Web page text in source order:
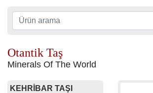
Otantik Taş
Minerals Of The World
KEHRİBAR TAŞI